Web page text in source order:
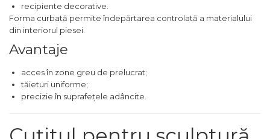
Surubelnite
Scule Tamplarie
Accesorii Pentru Taiat,
Gaurit si Slefuit
Truse Scule
Baroase
Adaptoare Pentru Biti
recipiente decorative.
Forma curbată permite îndepărtarea controlată a materialului
din interiorul piesei.
Avantaje
acces în zone greu de prelucrat;
tăieturi uniforme;
precizie în suprafețele adâncite.